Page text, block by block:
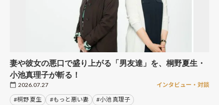
妻や彼女の悪口で盛り上がる「男友達」を、桐野夏生・
小池真理子が斬る！
2026.07.27 インタビュー・対談
#桐野 夏生 #もっと悪い妻 #小池 真理子